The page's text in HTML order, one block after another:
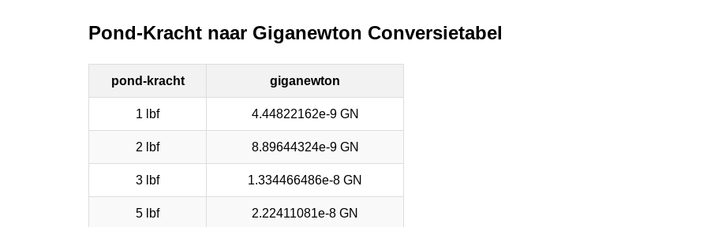
Pond-Kracht naar Giganewton Conversietabel
pond-kracht giganewton
1 lbf 4.44822162e-9 GN
2 lbf 8.89644324e-9 GN
3 lbf 1.334466486e-8 GN
5 lbf 2.22411081e-8 GN